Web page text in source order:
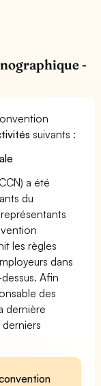
-
suivants :
a été
du
les règles
dans
Afin
des
dernière